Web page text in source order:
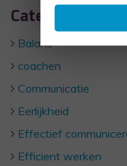
Categorieën
Balans
coachen
Communicatie
Eerlijkheid
Effectief
Efficient werken